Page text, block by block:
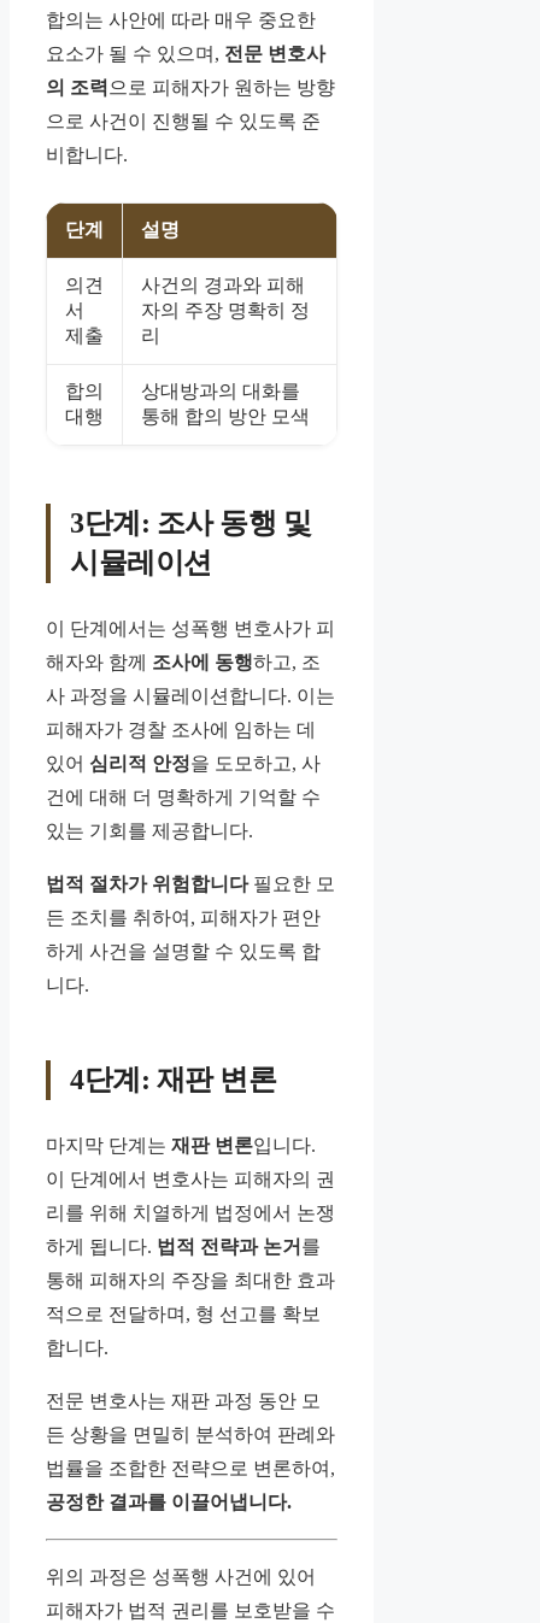
합의는 사안에 따라 매우 중요한
요소가 될 수 있으며, 전문 변호사
의 조력 으로 피해자가 원하는 방향
으로 사건이 진행될 수 있도록 준
비합니다.
단계 설명
의견
서
제출
사건의 경과와 피해
자의 주장 명확히 정
리
합의
대행
상대방과의 대화를
통해 합의 방안 모색
3단계: 조사 동행 및
시뮬레이션
이 단계에서는 성폭행 변호사가 피
해자와 함께 조사에 동행하고, 조
사 과정을 시뮬레이션합니다. 이는
피해자가 경찰 조사에 임하는 데
있어 심리적 안정을 도모하고, 사
건에 대해 더 명확하게 기억할 수
있는 기회를 제공합니다.
법적 절차가 위험합니다필요한 모
든 조치를 취하여, 피해자가 편안
하게 사건을 설명할 수 있도록 합
니다.
4단계: 재판 변론
마지막 단계는 재판 변론입니다.
이 단계에서 변호사는 피해자의 권
리를 위해 치열하게 법정에서 논쟁
하게 됩니다. 법적 전략과 논거 를
통해 피해자의 주장을 최대한 효과
적으로 전달하며, 형 선고를 확보
합니다.
전문 변호사는 재판 과정 동안 모
든 상황을 면밀히 분석하여 판례와
법률을 조합한 전략으로 변론하여,
공정한 결과를 이끌어냅니다.
위의 과정은 성폭행 사건에 있어
피해자가 법적 권리를 보호받을 수